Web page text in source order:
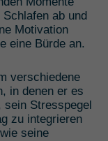
ab und
Motivation
eine Bürde an.
verschiedene
in denen er es
Stresspegel
zu integrieren
seine